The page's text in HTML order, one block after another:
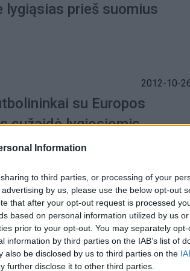
Information
to third parties, or processing of your
by us, please use the below opt-out
that after your opt-out request is processed
based on personal information utilized by us
prior to your opt-out. You may separately
information by third parties on the IAB’s list of
also be disclosed by us to third parties on the
further disclose it to other third parties.
lygiąsias prieš suomius
2012-10-
su Europos
sužaidė lygiosiomis
2012-07-
sužaidė lygiosiomis su
iš Airijos